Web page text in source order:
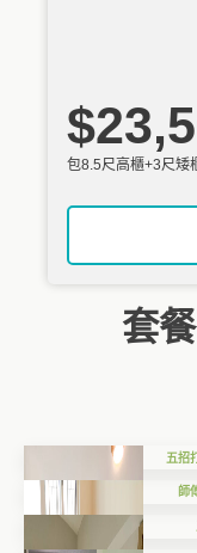
包8.5尺高櫃+3尺矮
套
五招
師